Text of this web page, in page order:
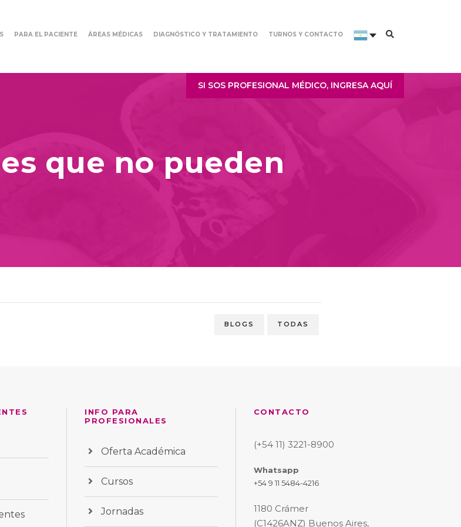
PARA EL PACIENTE ÁREAS MÉDICAS DIAGNÓSTICO Y TRATAMIENTO TURNOS Y CONTACTO
SI SOS PROFESIONAL MÉDICO, INGRESA AQUÍ
que no pueden
BLOGS TODAS
INFO PARA
PROFESIONALES
Oferta Académica
Cursos
Jornadas
CONTACTO
(+54 11) 3221-8900
Whatsapp
+54 9 11 5484-4216
1180 Crámer
(C1426ANZ) Buenos Aires,